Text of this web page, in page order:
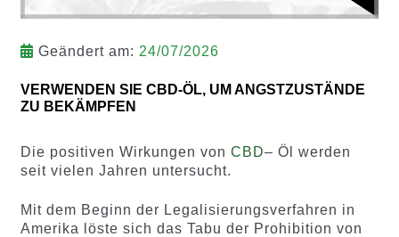
Geändert am: 24/07/2026
VERWENDEN SIE CBD-ÖL, UM ANGSTZUSTÄNDE
ZU BEKÄMPFEN
Die positiven Wirkungen von CBD– Öl werden
seit vielen Jahren untersucht.
Mit dem Beginn der Legalisierungsverfahren in
Amerika löste sich das Tabu der Prohibition von